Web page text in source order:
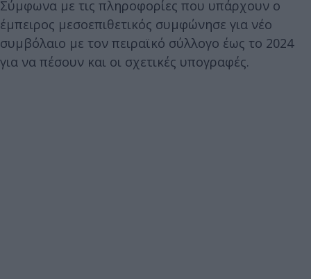
Σύμφωνα με τις πληροφορίες που υπάρχουν ο
έμπειρος μεσοεπιθετικός συμφώνησε για νέο
συμβόλαιο με τον πειραϊκό σύλλογο έως το 2024
για να πέσουν και οι σχετικές υπογραφές.